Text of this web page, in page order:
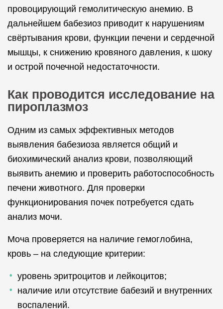
провоцирующий гемолитическую анемию. В
дальнейшем бабезиоз приводит к нарушениям
свёртывания крови, функции печени и сердечной
мышцы, к снижению кровяного давления, к шоку
и острой почечной недостаточности.
Как проводится исследование на
пироплазмоз
Одним из самых эффективных методов
выявления бабезиоза является общий и
биохимический анализ крови, позволяющий
выявить анемию и проверить работоспособность
печени животного. Для проверки
функционирования почек потребуется сдать
анализ мочи.
Моча проверяется на наличие гемоглобина,
кровь – на следующие критерии:
уровень эритроцитов и лейкоцитов;
наличие или отсутствие бабезий и внутренних
воспалений.